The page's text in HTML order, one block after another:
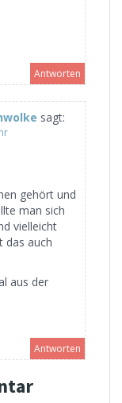
Antworten
sagt:
gehört und
man sich
vielleicht
das auch
aus der
Antworten